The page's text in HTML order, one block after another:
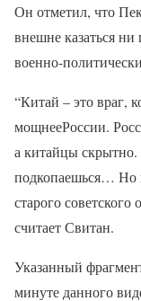
Он отметил, что
внешне казаться
военно-
“Китай – это враг,
мощнееРоссии.
а китайцы
подкопаешься… Но
старого
считает Свитан.
Указанный
минуте данного